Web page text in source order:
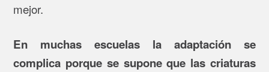
mejor.
En muchas escuelas la adaptación se
complica porque se supone que las criaturas